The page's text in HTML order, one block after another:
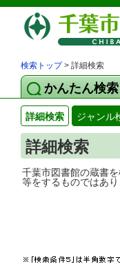
検索トップ> 詳細検索
かんたん検索
詳細検索 ジャンル
詳細検索
千葉市図書館
等をするものではあり